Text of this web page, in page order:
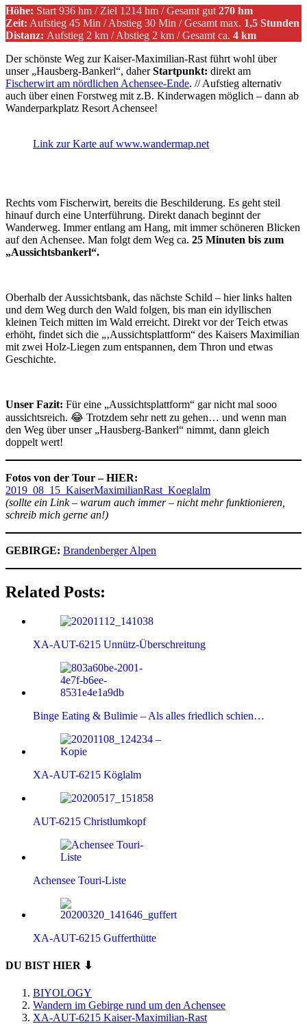
Höhe: Start 936 hm / Ziel 1214 hm / Gesamt gut 270 hm
Zeit: Aufstieg 45 Min / Abstieg 30 Min / Gesamt max. 1,5 Stunden
Distanz: Aufstieg 2 km / Abstieg 2 km / Gesamt ca. 4 km
Der schönste Weg zur Kaiser-Maximilian-Rast führt wohl über
unser „Hausberg-Bankerl“, daherStartpunkt: direkt am
Fischerwirt am nördlichen Achensee-Ende. // Aufstieg alternativ
auch über einen Forstweg mit z.B. Kinderwagen möglich – dann ab
Wanderparkplatz Resort Achensee!
Link zur Karte auf www.wandermap.net
Rechts vom Fischerwirt, bereits die Beschilderung. Es geht steil
hinauf durch eine Unterführung. Direkt danach beginnt der
Wanderweg. Immer entlang am Hang, mit immer schöneren Blicken
auf den Achensee. Man folgt dem Weg ca. 25 Minuten bis zum
„Aussichtsbankerl“.
Oberhalb der Aussichtsbank, das nächste Schild – hier links halten
und dem Weg durch den Wald folgen, bis man ein idyllischen
kleinen Teich mitten im Wald erreicht. Direkt vor der Teich etwas
erhöht, findet sich die „‚Aussichtsplattform“ des Kaisers Maximilian
mit zwei Holz-Liegen zum entspannen, dem Thron und etwas
Geschichte.
Unser Fazit: Für eine „Aussichtsplattform“ gar nicht mal sooo
aussichtsreich. 😂 Trotzdem sehr nett zu gehen… und wenn man
den Weg über unser „Hausberg-Bankerl“ nimmt, dann gleich
doppelt wert!
Fotos von der Tour – HIER:
2019_08_15_KaiserMaximilianRast_Koeglalm
(sollte ein Link – warum auch immer – nicht mehr funktionieren,
schreib mich gerne an!)
GEBIRGE: Brandenberger Alpen
Related Posts:
XA-AUT-6215 Unnütz-Überschreitung
Binge Eating & Bulimie – Als alles friedlich schien…
XA-AUT-6215 Köglalm
AUT-6215 Christlumkopf
Achensee Touri-Liste
XA-AUT-6215 Gufferthütte
DU BIST HIER ⬇
BIYOLOGY
Wandern im Gebirge rund um den Achensee
XA-AUT-6215 Kaiser-Maximilian-Rast